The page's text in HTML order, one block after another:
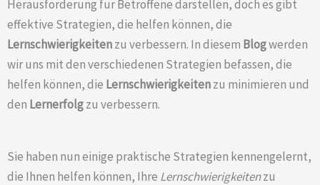
Herausforderung für Betroffene darstellen, doch es gibt
effektive Strategien, die helfen können, die
Lernschwierigkeitenzu verbessern. In diesem Blogwerden
wir uns mit den verschiedenen Strategien befassen, die
helfen können, die Lernschwierigkeitenzu minimieren und
den Lernerfolgzu verbessern.
Sie haben nun einige praktische Strategien kennengelernt,
die Ihnen helfen können, Ihre Lernschwierigkeitenzu